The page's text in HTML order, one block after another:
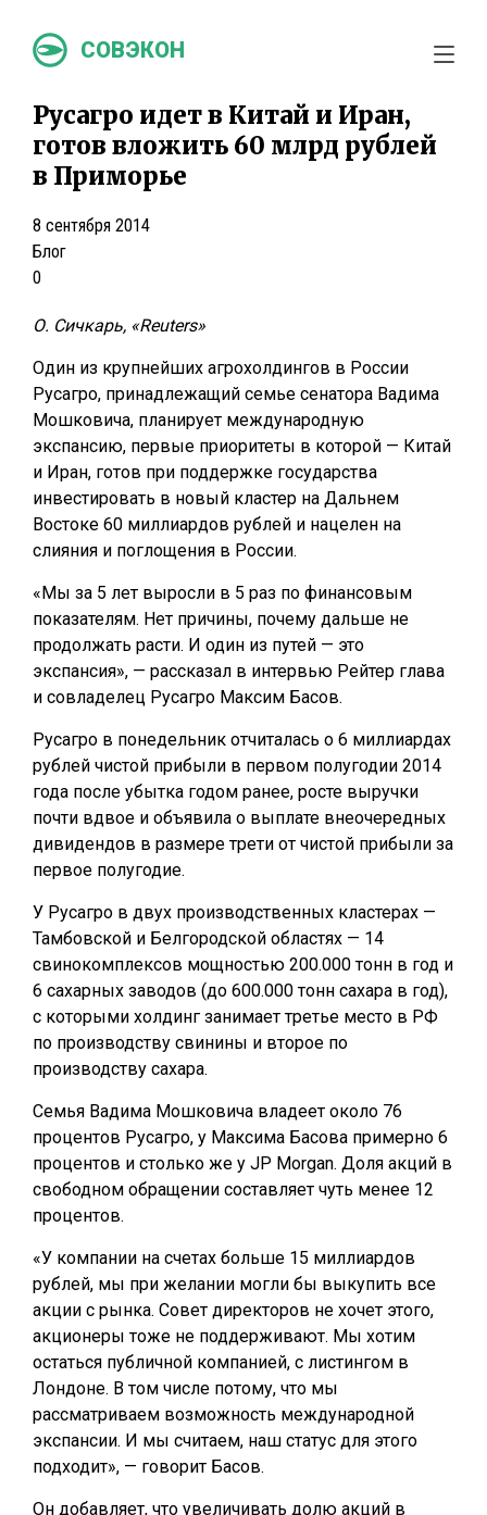
СОВЭКОН
Русагро идет в Китай и Иран,
готов вложить 60 млрд рублей
в Приморье
8 сентября 2014
Блог
0
О. Сичкарь, «Reuters»
Один из крупнейших агрохолдингов в России
Русагро, принадлежащий семье сенатора Вадима
Мошковича, планирует международную
экспансию, первые приоритеты в которой — Китай
и Иран, готов при поддержке государства
инвестировать в новый кластер на Дальнем
Востоке 60 миллиардов рублей и нацелен на
слияния и поглощения в России.
«Мы за 5 лет выросли в 5 раз по финансовым
показателям. Нет причины, почему дальше не
продолжать расти. И один из путей — это
экспансия», — рассказал в интервью Рейтер глава
и совладелец Русагро Максим Басов.
Русагро в понедельник отчиталась о 6 миллиардах
рублей чистой прибыли в первом полугодии 2014
года после убытка годом ранее, росте выручки
почти вдвое и объявила о выплате внеочередных
дивидендов в размере трети от чистой прибыли за
первое полугодие.
У Русагро в двух производственных кластерах —
Тамбовской и Белгородской областях — 14
свинокомплексов мощностью 200.000 тонн в год и
6 сахарных заводов (до 600.000 тонн сахара в год),
с которыми холдинг занимает третье место в РФ
по производству свинины и второе по
производству сахара.
Семья Вадима Мошковича владеет около 76
процентов Русагро, у Максима Басова примерно 6
процентов и столько же у JP Morgan. Доля акций в
свободном обращении составляет чуть менее 12
процентов.
«У компании на счетах больше 15 миллиардов
рублей, мы при желании могли бы выкупить все
акции с рынка. Совет директоров не хочет этого,
акционеры тоже не поддерживают. Мы хотим
остаться публичной компанией, с листингом в
Лондоне. В том числе потому, что мы
рассматриваем возможность международной
экспансии. И мы считаем, наш статус для этого
подходит», — говорит Басов.
Он добавляет, что увеличивать долю акций в